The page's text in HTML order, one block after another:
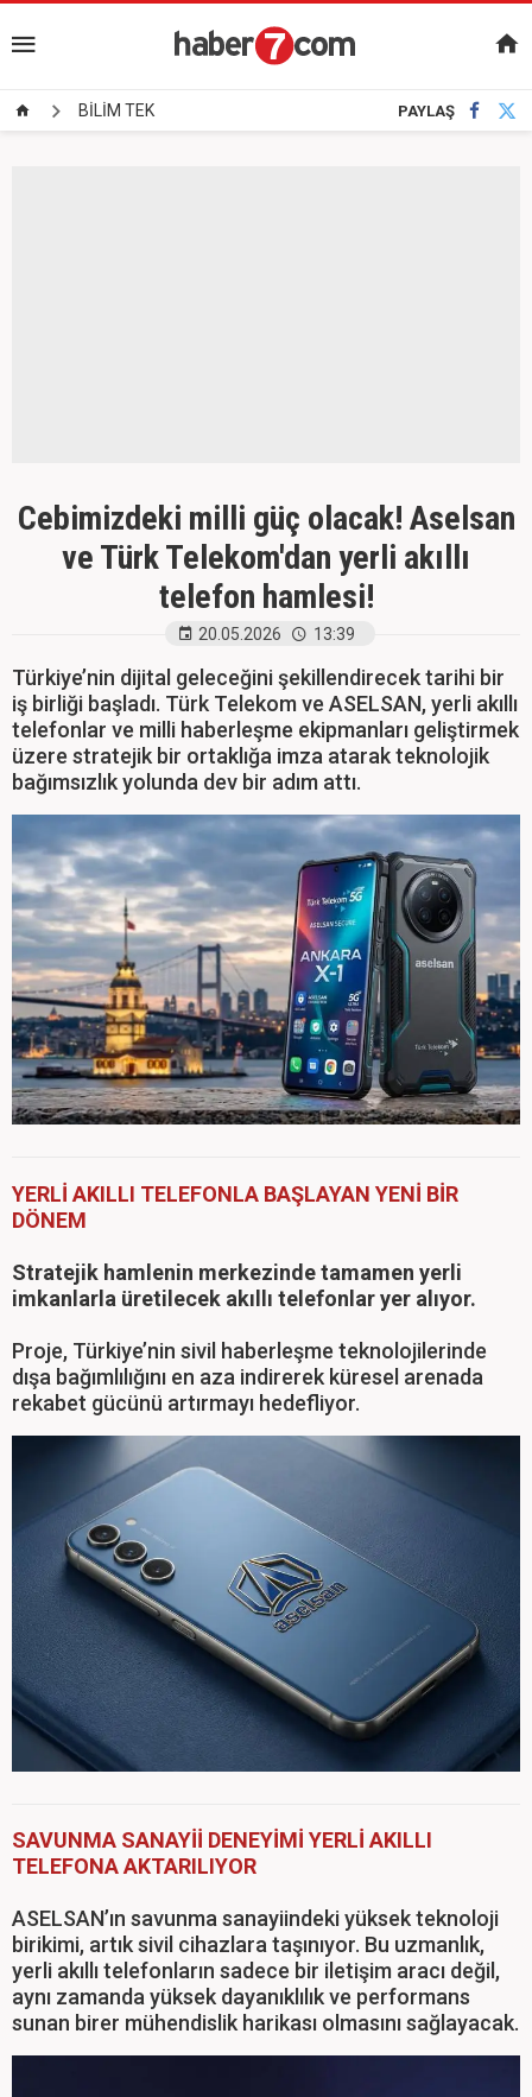
BİLİM TEK PAYLAŞ
Cebimizdeki milli güç olacak! Aselsan
ve Türk Telekom'dan yerli akıllı
telefon hamlesi!
20.05.2026 13:39
Türkiye’nin dijital geleceğini şekillendirecek tarihi bir
iş birliği başladı. Türk Telekom ve ASELSAN, yerli akıllı
telefonlar ve milli haberleşme ekipmanları geliştirmek
üzere stratejik bir ortaklığa imza atarak teknolojik
bağımsızlık yolunda dev bir adım attı.
YERLİ AKILLI TELEFONLA BAŞLAYAN YENİ BİR
DÖNEM
Stratejik hamlenin merkezinde tamamen yerli
imkanlarla üretilecek akıllı telefonlar yer alıyor.
Proje, Türkiye’nin sivil haberleşme teknolojilerinde
dışa bağımlılığını en aza indirerek küresel arenada
rekabet gücünü artırmayı hedefliyor.
SAVUNMA SANAYİİ DENEYİMİ YERLİ AKILLI
TELEFONA AKTARILIYOR
ASELSAN’ın savunma sanayiindeki yüksek teknoloji
birikimi, artık sivil cihazlara taşınıyor. Bu uzmanlık,
yerli akıllı telefonların sadece bir iletişim aracı değil,
aynı zamanda yüksek dayanıklılık ve performans
sunan birer mühendislik harikası olmasını sağlayacak.